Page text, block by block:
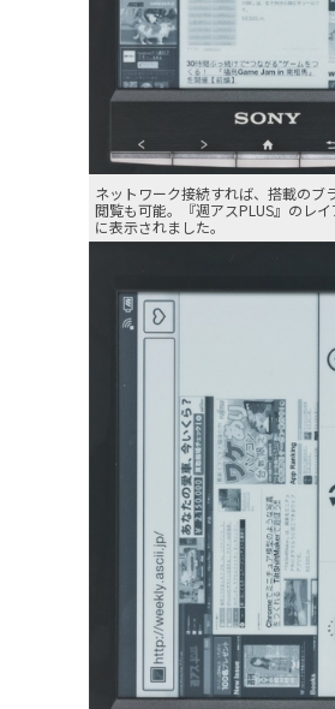
ネットワーク接続すれば、搭載のブ
閲覧も可能。『週アスPLUS』のレ
に表示されました。